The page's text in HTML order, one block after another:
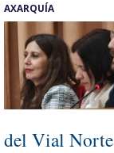
AXARQUÍA
del Vial Norte